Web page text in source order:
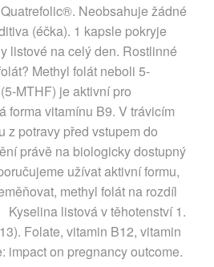
Neobsahuje žádné
(éčka). 1 kapsle pokryje
listové na celý den. Rostlinné
Methyl folát neboli 5-
MTHF) je aktivní pro
forma vitamínu B9. V trávicím
z potravy před vstupem do
právě na biologicky dostupný
užívat aktivní formu,
methyl folát na rozdíl
listová v těhotenství 1.
Folate, vitamin B12, vitamin
impact on pregnancy outcome.